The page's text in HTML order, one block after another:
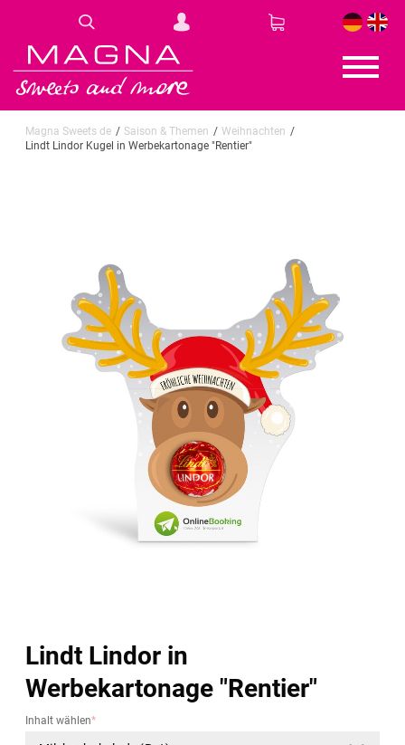
DE EN
Magna Sweets de Saison & Themen
Weihnachten
Lindt Lindor Kugel in Werbekartonage "Rentier"
Lindt Lindor in
Werbekartonage "Rentier"
Inhalt wählen*